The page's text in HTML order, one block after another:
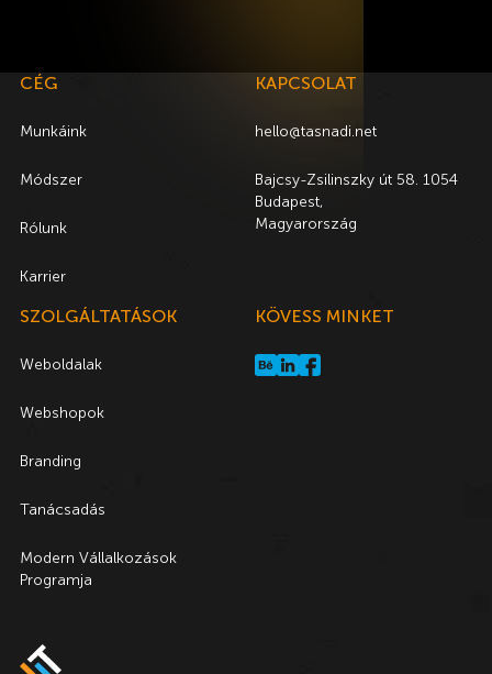
SZOLGÁLTATÁSOK
Weboldalak
Webshopok
Branding
Tanácsadás
Modern Vállalkozások
Programja
CÉG
Munkáink
Módszer
Rólunk
Karrier
KAPCSOLAT
hello@tasnadi.net
Bajcsy-Zsilinszky út 58. 1054
Budapest,
Magyarország
KÖVESS MINKET